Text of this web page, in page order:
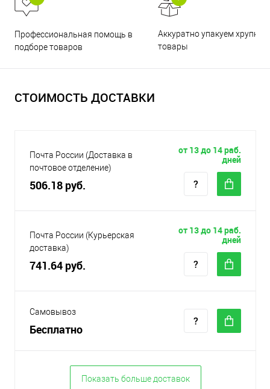
Профессиональная помощь в
подборе товаров
Аккуратно упакуем хрупкие
товары
СТОИМОСТЬ ДОСТАВКИ
Почта России (Доставка в
почтовое отделение)
506.18 руб.
от 13 до 14 раб.
дней
Почта России (Курьерская
доставка)
741.64 руб.
от 13 до 14 раб.
дней
Самовывоз
Бесплатно
Показать больше доставок